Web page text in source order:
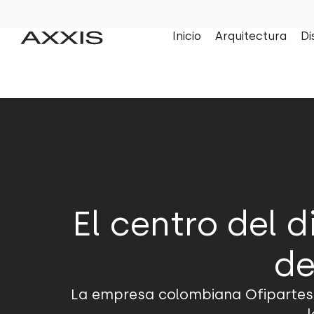
Inicio Arquitectura
El centro del
La empresa colombiana